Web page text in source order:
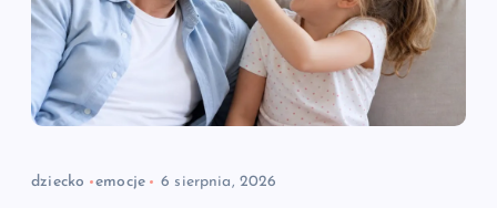
dziecko emocje 6 sierpnia, 2026